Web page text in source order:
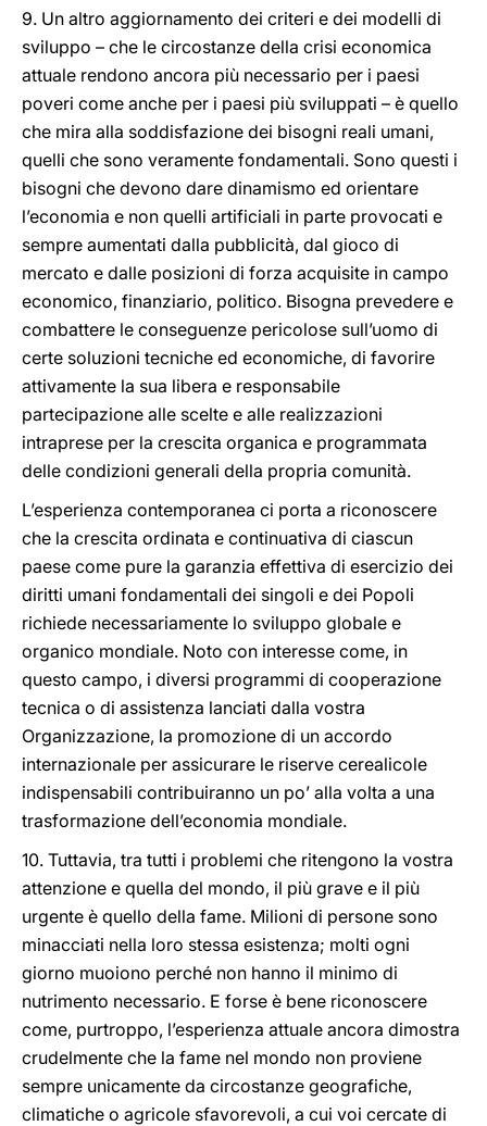
9. Un altro aggiornamento dei criteri e dei modelli di
sviluppo – che le circostanze della crisi economica
attuale rendono ancora più necessario per i paesi
poveri come anche per i paesi più sviluppati – è quello
che mira alla soddisfazione dei bisogni reali umani,
quelli che sono veramente fondamentali. Sono questi i
bisogni che devono dare dinamismo ed orientare
l’economia e non quelli artificiali in parte provocati e
sempre aumentati dalla pubblicità, dal gioco di
mercato e dalle posizioni di forza acquisite in campo
economico, finanziario, politico. Bisogna prevedere e
combattere le conseguenze pericolose sull’uomo di
certe soluzioni tecniche ed economiche, di favorire
attivamente la sua libera e responsabile
partecipazione alle scelte e alle realizzazioni
intraprese per la crescita organica e programmata
delle condizioni generali della propria comunità.
L’esperienza contemporanea ci porta a riconoscere
che la crescita ordinata e continuativa di ciascun
paese come pure la garanzia effettiva di esercizio dei
diritti umani fondamentali dei singoli e dei Popoli
richiede necessariamente lo sviluppo globale e
organico mondiale. Noto con interesse come, in
questo campo, i diversi programmi di cooperazione
tecnica o di assistenza lanciati dalla vostra
Organizzazione, la promozione di un accordo
internazionale per assicurare le riserve cerealicole
indispensabili contribuiranno un po’ alla volta a una
trasformazione dell’economia mondiale.
10. Tuttavia, tra tutti i problemi che ritengono la vostra
attenzione e quella del mondo, il più grave e il più
urgente è quello della fame. Milioni di persone sono
minacciati nella loro stessa esistenza; molti ogni
giorno muoiono perché non hanno il minimo di
nutrimento necessario. E forse è bene riconoscere
come, purtroppo, l’esperienza attuale ancora dimostra
crudelmente che la fame nel mondo non proviene
sempre unicamente da circostanze geografiche,
climatiche o agricole sfavorevoli, a cui voi cercate di